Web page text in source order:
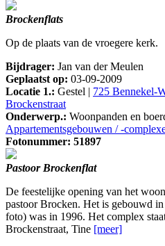
Brockenflats
Op de plaats van de vroegere kerk.
Bijdrager: Jan van der Meulen
Geplaatst op: 03-09-2009
Locatie 1.: Gestel | 725 Bennekel-
Brockenstraat
Onderwerp.: Woonpanden en
Appartementsgebouwen / -
Fotonummer: 51897
Pastoor Brockenflat
De feestelijke opening van het
pastoor Brocken. Het is gebouwd
foto) was in 1996. Het complex
Brockenstraat, Tine [meer]